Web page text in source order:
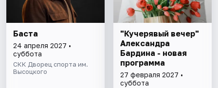
Баста
24 апреля 2027 •
суббота
СКК Дворец спорта им.
Высоцкого
"Кучерявый вечер"
Александра
Бардина - новая
программа
27 февраля 2027 •
суббота